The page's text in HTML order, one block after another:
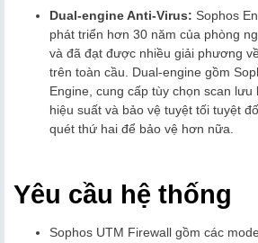
Dual-engine Anti-Virus: Sophos
phát triển hơn 30 năm của phòng
và đã đạt được nhiều giải phương
trên toàn cầu. Dual-engine gồm
Engine, cung cấp tùy chọn scan
hiệu suất và bảo vệ tuyệt tối tuyệt
quét thứ hai để bảo vệ hơn nữa.
Yêu cầu hệ thống
Sophos UTM Firewall gồm các